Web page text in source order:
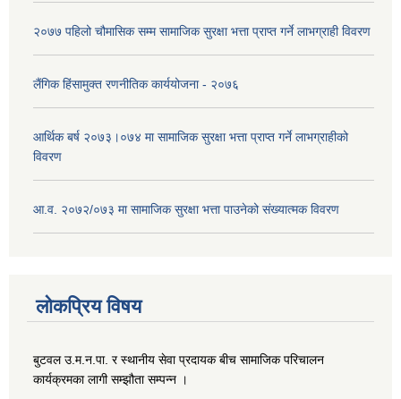
२०७७ पहिलो चौमासिक सम्म सामाजिक सुरक्षा भत्ता प्राप्त गर्ने लाभग्राही विवरण
लैंगिक हिंसामुक्त रणनीतिक कार्ययोजना - २०७६
आर्थिक बर्ष २०७३।०७४ मा सामाजिक सुरक्षा भत्ता प्राप्त गर्ने लाभग्राहीको
विवरण
आ.व. २०७२/०७३ मा सामाजिक सुरक्षा भत्ता पाउनेको संख्यात्मक विवरण
लोकप्रिय विषय
बुटवल उ.म.न.पा. र स्थानीय सेवा प्रदायक बीच सामाजिक परिचालन
कार्यक्रमका लागी सम्झौता सम्पन्न ।